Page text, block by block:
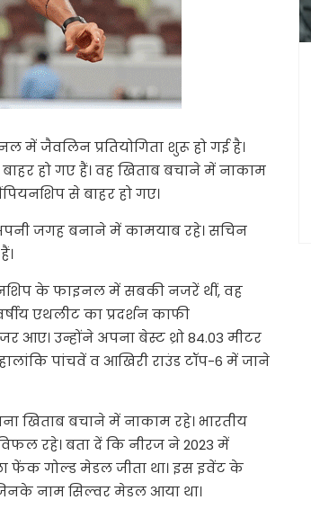
में जैवलिन प्रतियोगिता शुरू हो गई है।
हो गए हैं। वह खिताब बचाने में नाकाम
से बाहर हो गए।
जगह बनाने में कामयाब रहे। सचिन
के फाइनल में सबकी नजरें थीं, वह
एथलीट का प्रदर्शन काफी
आए। उन्होंने अपना बेस्ट थ्रो 84.03 मीटर
पांचवें व आखिरी राउंड टॉप-6 में जाने
खिताब बचाने में नाकाम रहे। भारतीय
रहे। बता दें कि नीरज ने 2023 में
फेंक गोल्ड मेडल जीता था। इस इवेंट के
नाम सिल्वर मेडल आया था।